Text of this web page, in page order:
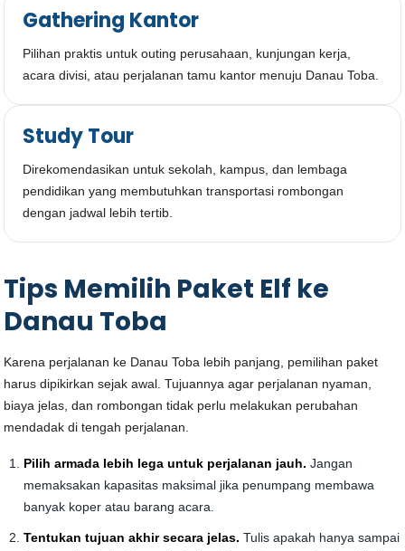
Gathering Kantor
Pilihan praktis untuk outing perusahaan, kunjungan kerja,
acara divisi, atau perjalanan tamu kantor menuju Danau Toba.
Study Tour
Direkomendasikan untuk sekolah, kampus, dan lembaga
pendidikan yang membutuhkan transportasi rombongan
dengan jadwal lebih tertib.
Tips Memilih Paket Elf ke
Danau Toba
Karena perjalanan ke Danau Toba lebih panjang, pemilihan paket
harus dipikirkan sejak awal. Tujuannya agar perjalanan nyaman,
biaya jelas, dan rombongan tidak perlu melakukan perubahan
mendadak di tengah perjalanan.
Pilih armada lebih lega untuk perjalanan jauh. Jangan
memaksakan kapasitas maksimal jika penumpang membawa
banyak koper atau barang acara.
Tentukan tujuan akhir secara jelas. Tulis apakah hanya sampai